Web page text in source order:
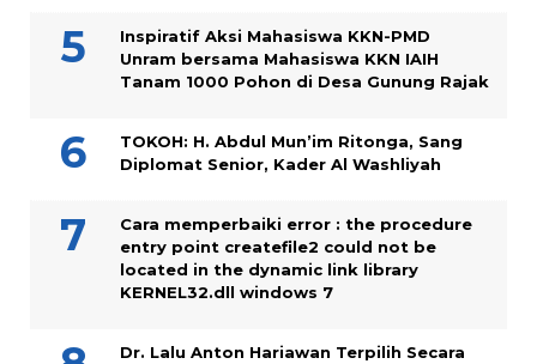
Inspiratif Aksi Mahasiswa KKN-PMD
Unram bersama Mahasiswa KKN IAIH
Tanam 1000 Pohon di Desa Gunung Rajak
TOKOH: H. Abdul Mun’im Ritonga, Sang
Diplomat Senior, Kader Al Washliyah
Cara memperbaiki error : the procedure
entry point createfile2 could not be
located in the dynamic link library
KERNEL32.dll windows 7
Dr. Lalu Anton Hariawan Terpilih Secara